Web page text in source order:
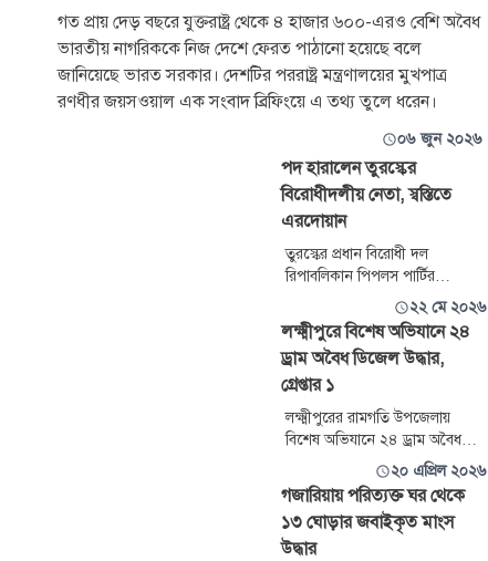
গত প্রায় দেড় বছরে যুক্তরাষ্ট্র থেকে ৪ হাজার ৬০০-এরও বেশি অবৈধ
ভারতীয় নাগরিককে নিজ দেশে ফেরত পাঠানো হয়েছে বলে
জানিয়েছে ভারত সরকার। দেশটির পররাষ্ট্র মন্ত্রণালয়ের মুখপাত্র
রণধীর জয়সওয়াল এক সংবাদ ব্রিফিংয়ে এ তথ্য তুলে ধরেন।
০৬ জুন ২০২৬
পদ হারালেন তুরস্কের
বিরোধীদলীয় নেতা, স্বস্তিতে
এরদোয়ান
তুরস্কের প্রধান বিরোধী দল
রিপাবলিকান পিপলস পার্টির
(সিএইচপি) নেতা ওজগুর ওজেলের
দলীয় প্রধান পদের নির্বাচন বাতিল
করেছেন আঙ্কারার একটি আপিল
আদালত। ২০২৩ সালের যে দলীয়
কংগ্রেসের মাধ্যমে ওজেল সিএইচপি-
এর চেয়ারম্যান নির্বাচিত হয়েছিলেন,
আদালত বৃহস্পতিবার সেটিকে অবৈধ
ঘোষণা করেন। এর ফলে
রাজনৈতিকভাবে বেশ সুবিধা
২২ মে ২০২৬
লক্ষ্মীপুরে বিশেষ অভিযানে ২৪
ড্রাম অবৈধ ডিজেল উদ্ধার,
গ্রেপ্তার ১
লক্ষ্মীপুরের রামগতি উপজেলায়
বিশেষ অভিযানে ২৪ ড্রাম অবৈধ
জ্বালানি তেল (ডিজেল) উদ্ধার করেছে
পুলিশ। এ ঘটনায় মজুদ রেখে বেশি
দামে বিক্রির অভিযোগে এক
ব্যক্তিকে গ্রেপ্তার করা হয়েছে।
২০ এপ্রিল ২০২৬
গজারিয়ায় পরিত্যক্ত ঘর থেকে
১৩ ঘোড়ার জবাইকৃত মাংস
উদ্ধার